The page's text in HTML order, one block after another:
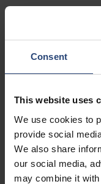
Consent
This website uses
We use cookies to
provide social
We also share
our social media,
may combine it
La famiglia è
e ha fondato Nefab.
parziali, con l'azienda
corso degli anni,
Sono profondamente
allo stesso tempo si
mercato globale
con FAM, l'obiettivo è
mantenere una
sostenibile e